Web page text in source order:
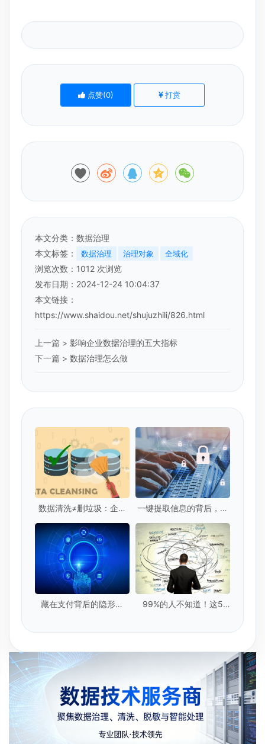
点赞(0) 打赏
本文分类： 数据治理
本文标签：
数据治理 治理对象 全域化
浏览次数： 1012 次浏览
发布日期：2024-12-24 10:04:37
本文链接：
https://www.shaidou.net/shujuzhili/826.html
上一篇 > 影响企业数据治理的五大指标
下一篇 > 数据治理怎么做
数据清洗≠删垃圾：企业
准是什么？
一键提取信息的背后，你
藏在支付背后的隐形卫
99%的人不知道！这5